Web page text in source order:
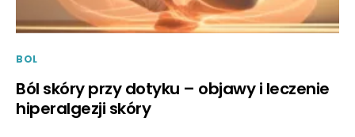
BOL
Ból skóry przy dotyku – objawy i leczenie
hiperalgezji skóry